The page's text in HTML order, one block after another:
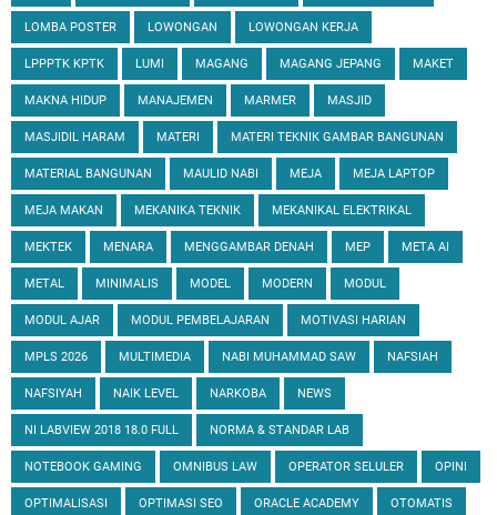
LOMBA POSTER LOWONGAN LOWONGAN KERJA
LPPPTK KPTK LUMI MAGANG MAGANG JEPANG MAKET
MAKNA HIDUP MANAJEMEN MARMER MASJID
MASJIDIL HARAM MATERI MATERI TEKNIK GAMBAR BANGUNAN
MATERIAL BANGUNAN MAULID NABI MEJA MEJA LAPTOP
MEJA MAKAN MEKANIKA TEKNIK MEKANIKAL ELEKTRIKAL
MEKTEK MENARA MENGGAMBAR DENAH MEP META AI
METAL MINIMALIS MODEL MODERN MODUL
MODUL AJAR MODUL PEMBELAJARAN MOTIVASI HARIAN
MPLS 2026 MULTIMEDIA NABI MUHAMMAD SAW NAFSIAH
NAFSIYAH NAIK LEVEL NARKOBA NEWS
NI LABVIEW 2018 18.0 FULL NORMA & STANDAR LAB
NOTEBOOK GAMING OMNIBUS LAW OPERATOR SELULER OPINI
OPTIMALISASI OPTIMASI SEO ORACLE ACADEMY OTOMATIS